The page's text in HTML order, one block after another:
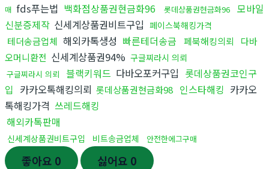
매 fds푸는법 백화점상품권현금화96 롯데상품권현금화96
모바일
신분증제작 신세계상품권비트구입 페이스북해킹가격
테더송금업체 해외카톡생성 빠른테더송금 페북해킹의뢰
다바
오머니환전 신세계상품권94% 구글찌라시 의뢰
구글찌라시 의뢰 블랙키워드 다바오포커구입 롯데상품권코인구
입 카카오톡해킹의뢰 롯데상품권현금화98 인스타해킹 카카오
톡해킹가격 쓰레드해킹
해외카톡판매
신세계상품권비트구입 비트송금업체 안전한에그구매
좋아요 0 싫어요 0